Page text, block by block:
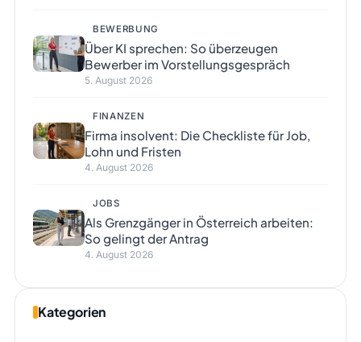
BEWERBUNG
Über KI sprechen: So überzeugen
Bewerber im Vorstellungsgespräch
5. August 2026
FINANZEN
Firma insolvent: Die Checkliste für Job,
Lohn und Fristen
4. August 2026
JOBS
Als Grenzgänger in Österreich arbeiten:
So gelingt der Antrag
4. August 2026
Kategorien